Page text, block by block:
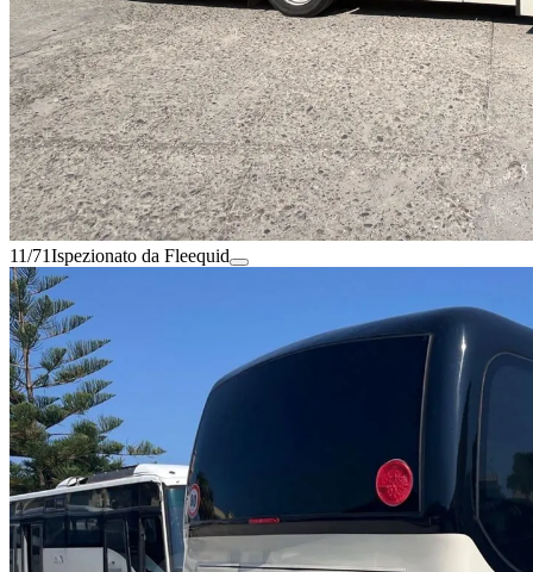
11/71Ispezionato da Fleequid